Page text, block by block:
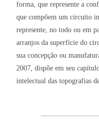
forma, que represente a
que compõem um circuito
represente, no todo ou em
arranjos da superfície do
sua concepção ou
2007, dispõe em seu
intelectual das topografias